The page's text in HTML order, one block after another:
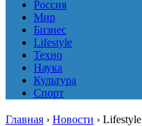
Россия
Мир
Бизнес
Lifestyle
Техно
Наука
Культура
Спорт
Главная › Новости › Lifestyle